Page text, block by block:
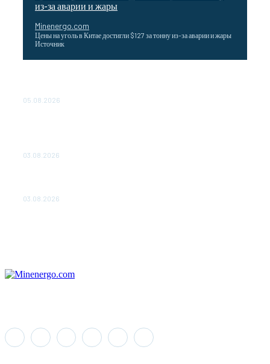
из-за аварии и жары
Minenergo.com
Цены на уголь в Китае достигли $127 за тонну из-за аварии и жары
Источник
05.08.2026
03.08.2026
03.08.2026